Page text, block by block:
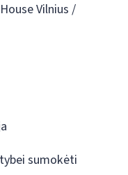
Vilnius /
sumokėti